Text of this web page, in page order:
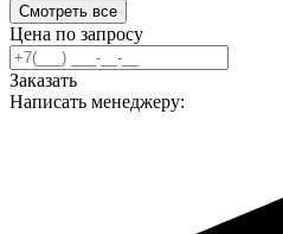
Смотреть все
Цена по запросу
Заказать
Написать менеджеру: